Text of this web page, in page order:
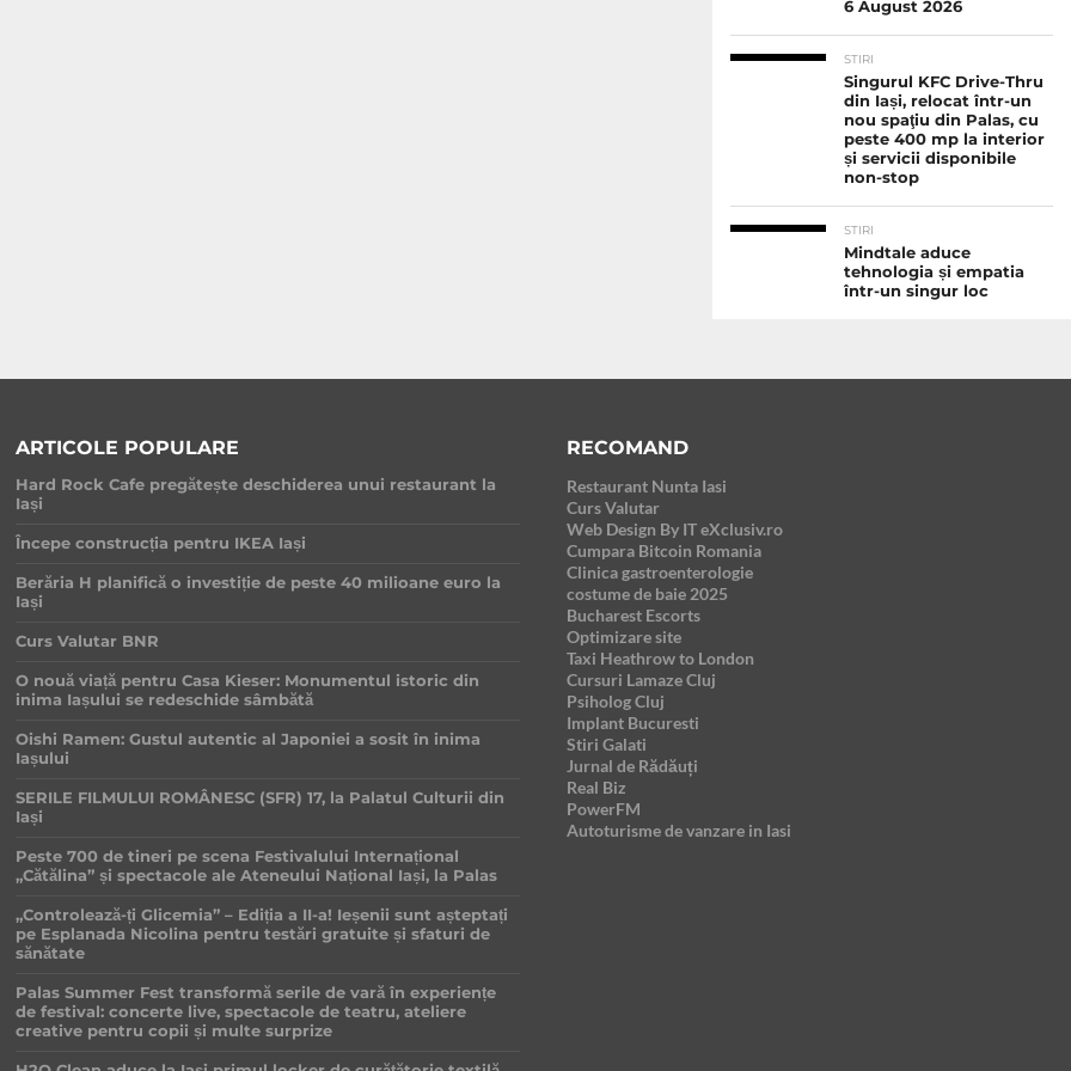
6 August 2026
STIRI
Singurul KFC Drive-Thru
din Iași, relocat într-un
nou spaţiu din Palas, cu
peste 400 mp la interior
și servicii disponibile
non-stop
STIRI
Mindtale aduce
tehnologia și empatia
într-un singur loc
ARTICOLE POPULARE
Hard Rock Cafe pregătește deschiderea unui restaurant la
Iași
Începe construcția pentru IKEA Iași
Berăria H planifică o investiție de peste 40 milioane euro la
Iași
Curs Valutar BNR
O nouă viață pentru Casa Kieser: Monumentul istoric din
inima Iașului se redeschide sâmbătă
Oishi Ramen: Gustul autentic al Japoniei a sosit în inima
Iașului
SERILE FILMULUI ROMÂNESC (SFR) 17, la Palatul Culturii din
Iași
Peste 700 de tineri pe scena Festivalului Internațional
„Cătălina” și spectacole ale Ateneului Național Iași, la Palas
„Controlează-ți Glicemia” – Ediția a II-a! Ieșenii sunt așteptați
pe Esplanada Nicolina pentru testări gratuite și sfaturi de
sănătate
Palas Summer Fest transformă serile de vară în experiențe
de festival: concerte live, spectacole de teatru, ateliere
creative pentru copii și multe surprize
RECOMAND
Restaurant Nunta Iasi
Curs Valutar
Web Design By IT eXclusiv.ro
Cumpara Bitcoin Romania
Clinica gastroenterologie
costume de baie 2025
Bucharest Escorts
Optimizare site
Taxi Heathrow to London
Cursuri Lamaze Cluj
Psiholog Cluj
Implant Bucuresti
Stiri Galati
Jurnal de Rădăuți
Real Biz
PowerFM
Autoturisme de vanzare in Iasi